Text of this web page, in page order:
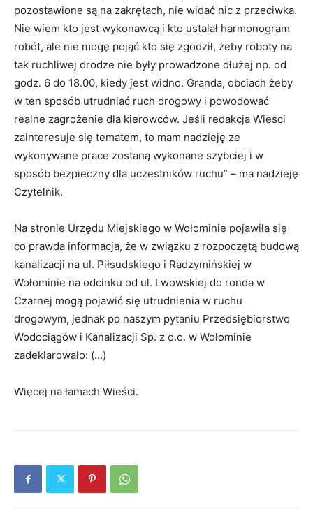
pozostawione są na zakrętach, nie widać nic z przeciwka.
Nie wiem kto jest wykonawcą i kto ustalał harmonogram
robót, ale nie mogę pojąć kto się zgodził, żeby roboty na
tak ruchliwej drodze nie były prowadzone dłużej np. od
godz. 6 do 18.00, kiedy jest widno. Granda, obciach żeby
w ten sposób utrudniać ruch drogowy i powodować
realne zagrożenie dla kierowców. Jeśli redakcja Wieści
zainteresuje się tematem, to mam nadzieję ze
wykonywane prace zostaną wykonane szybciej i w
sposób bezpieczny dla uczestników ruchu” – ma nadzieję
Czytelnik.
Na stronie Urzędu Miejskiego w Wołominie pojawiła się
co prawda informacja, że w związku z rozpoczętą budową
kanalizacji na ul. Piłsudskiego i Radzymińskiej w
Wołominie na odcinku od ul. Lwowskiej do ronda w
Czarnej mogą pojawić się utrudnienia w ruchu
drogowym, jednak po naszym pytaniu Przedsiębiorstwo
Wodociągów i Kanalizacji Sp. z o.o. w Wołominie
zadeklarowało: (…)
Więcej na łamach Wieści.